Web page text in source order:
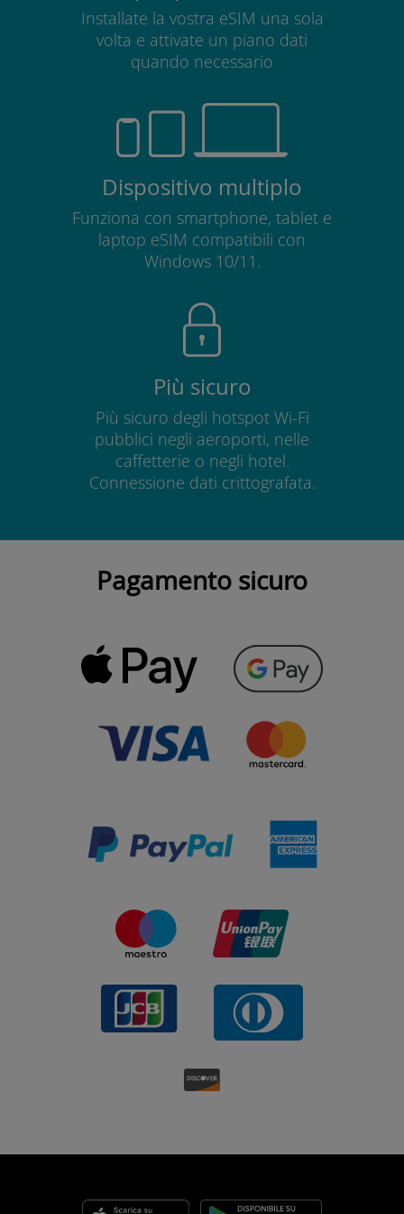
Installate la vostra eSIM una sola
volta e attivate un piano dati
quando necessario
Dispositivo multiplo
Funziona con smartphone, tablet e
laptop eSIM compatibili con
Windows 10/11.
Più sicuro
Più sicuro degli hotspot Wi-Fi
pubblici negli aeroporti, nelle
caffetterie o negli hotel.
Connessione dati crittografata.
Pagamento sicuro